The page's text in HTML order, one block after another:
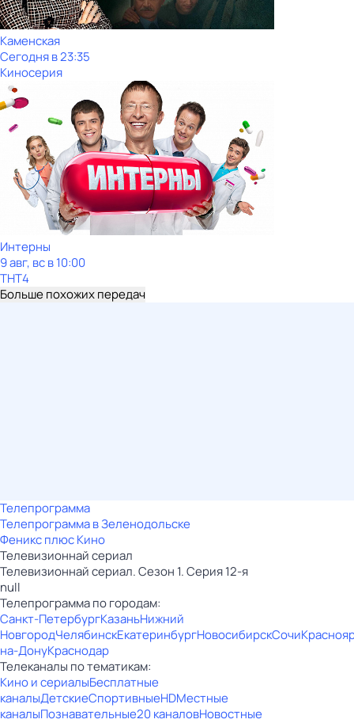
Каменская
Сегодня в 23:35
Киносерия
Интерны
9 авг, вс в 10:00
ТНТ4
Больше похожих передач
Телепрограмма
Телепрограмма в Зеленодольске
Феникс плюс Кино
Телевизионнай сериал
Телевизионнай сериал. Сезон 1. Серия 12-я
null
Телепрограмма по городам:
Санкт-ПетербургКазаньНижний
НовгородЧелябинскЕкатеринбургНовосибирскСочи
на-ДонуКраснодар
Телеканалы по тематикам:
Кино и сериалыБесплатные
каналыДетскиеСпортивныеHDМестные
каналыПознавательные20 каналовНовостные